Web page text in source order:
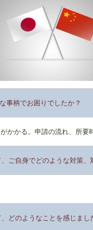
事柄でお困りでしたか？
かかる。申請の流れ、所要
ご自身でどのような対策、
どのようなことを感じまし